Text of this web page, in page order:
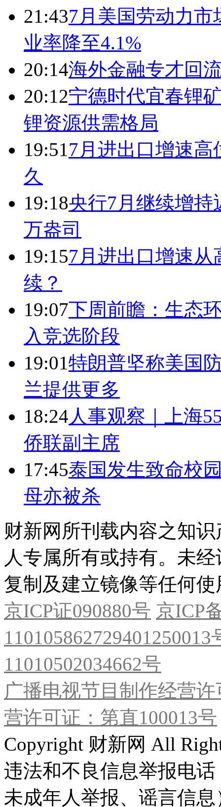
21:437月美国劳动力市
业率降至4.1%
20:14海外金融专才回
20:12宁德时代宜春锂
锂资源供需格局
19:517月进出口增速
久
19:18央行7月继续增持
万盎司
19:157月进出口增速
续？
19:07下周前瞻：生态
入竞选阶段
19:01特朗普坚称美国
兰提供更多
18:24人事观察｜上海
侨联副主席
17:45泰国发生致命校
母亦被杀
财新网所刊载内容之知
人专属所有或持有。未
复制及建立镜像等任何使
京ICP证090880号 京ICP
11010502034662号
广播电视节目制作经营
营许可证：第直100013号
Copyright 财新网 All
违法和不良信息举报电
未成年人举报、谣言信